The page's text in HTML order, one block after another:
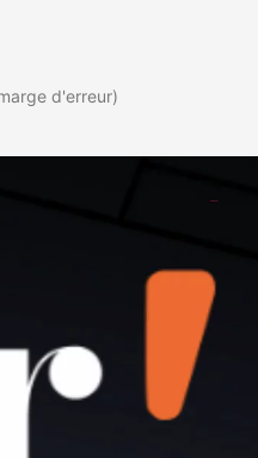
d'erreur)